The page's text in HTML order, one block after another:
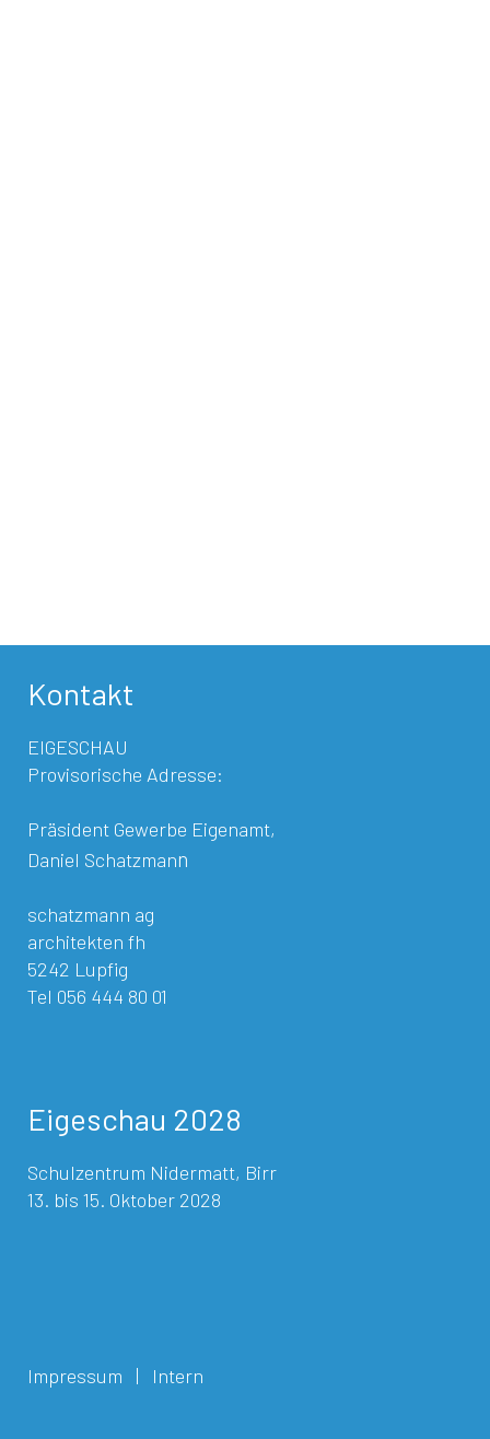
Kontakt
EIGESCHAU
Provisorische Adresse:
Präsident Gewerbe Eigenamt,
Daniel Schatzmann
schatzmann ag
architekten fh
5242 Lupfig
Tel 056 444 80 01
Eigeschau 2028
Schulzentrum Nidermatt, Birr
13. bis 15. Oktober 2028
Impressum | Intern